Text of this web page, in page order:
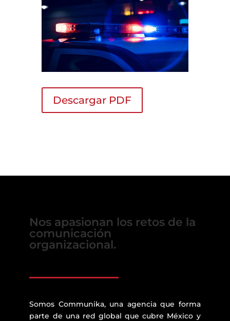
Descargar PDF
Nos apasionan los retos de la
comunicación
organizacional.
Somos Communika, una agencia que forma
parte de una red global que cubre México y